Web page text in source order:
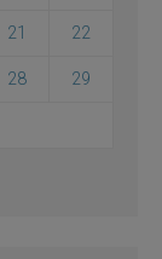
21 22
28 29